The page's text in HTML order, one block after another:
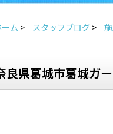
ム > スタッフブログ >
良県葛城市葛城ガ